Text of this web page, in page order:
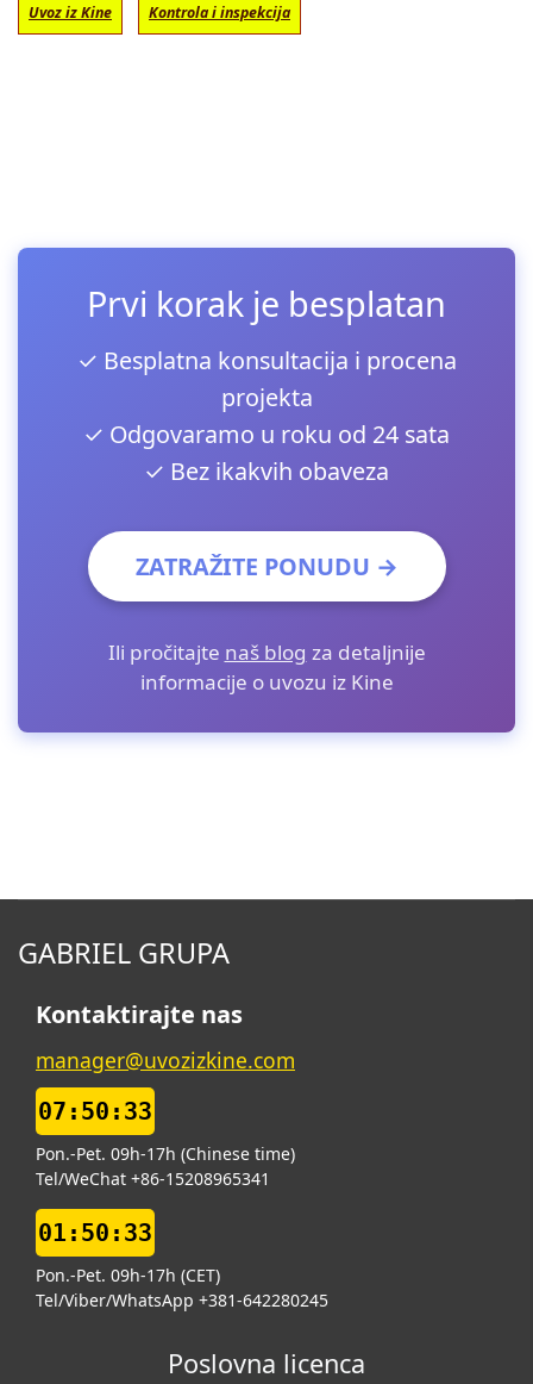
Uvoz iz Kine Kontrola i inspekcija
Prvi korak je besplatan
✓ Besplatna konsultacija i procena
projekta
✓ Odgovaramo u roku od 24 sata
✓ Bez ikakvih obaveza
ZATRAŽITE PONUDU →
Ili pročitajte naš blog za detaljnije
informacije o uvozu iz Kine
GABRIEL GRUPA
Kontaktirajte nas
manager@uvozizkine.com
07:50:34
Pon.-Pet. 09h-17h (Chinese time)
Tel/WeChat +86-15208965341
01:50:34
Pon.-Pet. 09h-17h (CET)
Tel/Viber/WhatsApp +381-642280245
Poslovna licenca